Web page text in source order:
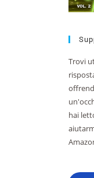
Trovi
hai